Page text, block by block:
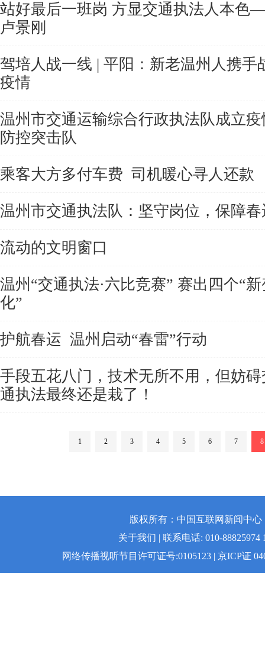
站好最后一班岗 方显交通执法人本
卢景刚
驾培人战一线 | 平阳：新老温州人携手
疫情
温州市交通运输综合行政执法队成立疫
防控突击队
乘客大方多付车费 司机暖心寻人还款
温州市交通执法队：坚守岗位，保障春
流动的文明窗口
温州“交通执法·六比竞赛” 赛出四个“
化”
护航春运 温州启动“春雷”行动
手段五花八门，技术无所不用，但妨碍
通执法最终还是栽了！
1 2 3 4 5 6 7 8
版权所有：中国互联网新闻中
关于我们 | 联系电话: 010-88825974
网络传播视听节目许可证号:0105123 | 京ICP证